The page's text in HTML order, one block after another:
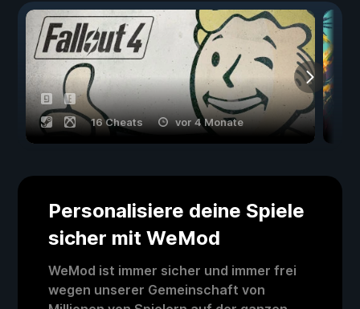
16 Cheats vor 4 Monate
Personalisiere deine Spiele
sicher mit WeMod
WeMod ist immer sicher und immer frei
wegen unserer Gemeinschaft von